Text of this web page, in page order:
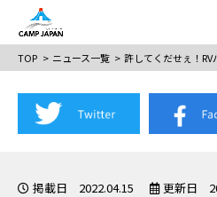
TOP ニュース一覧 許してくだせぇ！RV
掲載日 2022.04.15 更新日